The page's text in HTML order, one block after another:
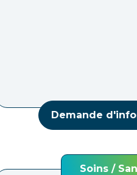
Demande
Soins /